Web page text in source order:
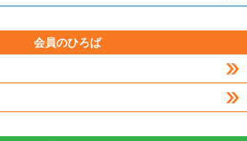
会員のひろば